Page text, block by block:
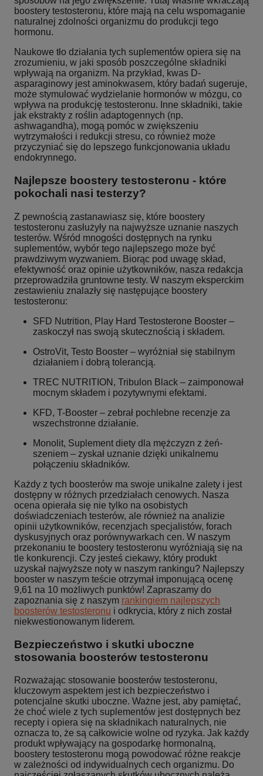
boostery testosteronu, które mają na celu wspomaganie
naturalnej zdolności organizmu do produkcji tego
hormonu.
Naukowe tło działania tych suplementów opiera się na
zrozumieniu, w jaki sposób poszczególne składniki
wpływają na organizm. Na przykład, kwas D-
asparaginowy jest aminokwasem, który badań sugeruje,
może stymulować wydzielanie hormonów w mózgu, co
wpływa na produkcję testosteronu. Inne składniki, takie
jak ekstrakty z roślin adaptogennych (np.
ashwagandha), mogą pomóc w zwiększeniu
wytrzymałości i redukcji stresu, co również może
przyczyniać się do lepszego funkcjonowania układu
endokrynnego.
Najlepsze boostery testosteronu - które
pokochali nasi testerzy?
Z pewnością zastanawiasz się, które boostery
testosteronu zasłużyły na najwyższe uznanie naszych
testerów. Wśród mnogości dostępnych na rynku
suplementów, wybór tego najlepszego może być
prawdziwym wyzwaniem. Biorąc pod uwagę skład,
efektywność oraz opinie użytkowników, nasza redakcja
przeprowadziła gruntowne testy. W naszym eksperckim
zestawieniu znalazły się następujące boostery
testosteronu:
SFD Nutrition, Play Hard Testosterone Booster –
zaskoczył nas swoją skutecznością i składem.
OstroVit, Testo Booster – wyróżniał się stabilnym
działaniem i dobrą tolerancją.
TREC NUTRITION, Tribulon Black – zaimponował
mocnym składem i pozytywnymi efektami.
KFD, T-Booster – zebrał pochlebne recenzje za
wszechstronne działanie.
Monolit, Suplement diety dla mężczyzn z żeń-
szeniem – zyskał uznanie dzięki unikalnemu
połączeniu składników.
Każdy z tych boosterów ma swoje unikalne zalety i jest
dostępny w różnych przedziałach cenowych. Nasza
ocena opierała się nie tylko na osobistych
doświadczeniach testerów, ale również na analizie
opinii użytkowników, recenzjach specjalistów, forach
dyskusyjnych oraz porównywarkach cen. W naszym
przekonaniu te boostery testosteronu wyróżniają się na
tle konkurencji. Czy jesteś ciekawy, który produkt
uzyskał najwyższe noty w naszym rankingu? Najlepszy
booster w naszym teście otrzymał imponującą ocenę
9,61 na 10 możliwych punktów! Zapraszamy do
zapoznania się z naszym rankingiem najlepszych
boosterów testosteronu i odkrycia, który z nich został
niekwestionowanym liderem.
Bezpieczeństwo i skutki uboczne
stosowania boosterów testosteronu
Rozważając stosowanie boosterów testosteronu,
kluczowym aspektem jest ich bezpieczeństwo i
potencjalne skutki uboczne. Ważne jest, aby pamiętać,
że choć wiele z tych suplementów jest dostępnych bez
recepty i opiera się na składnikach naturalnych, nie
oznacza to, że są całkowicie wolne od ryzyka. Jak każdy
produkt wpływający na gospodarkę hormonalną,
boostery testosteronu mogą powodować różne reakcje
w zależności od indywidualnych cech organizmu. Do